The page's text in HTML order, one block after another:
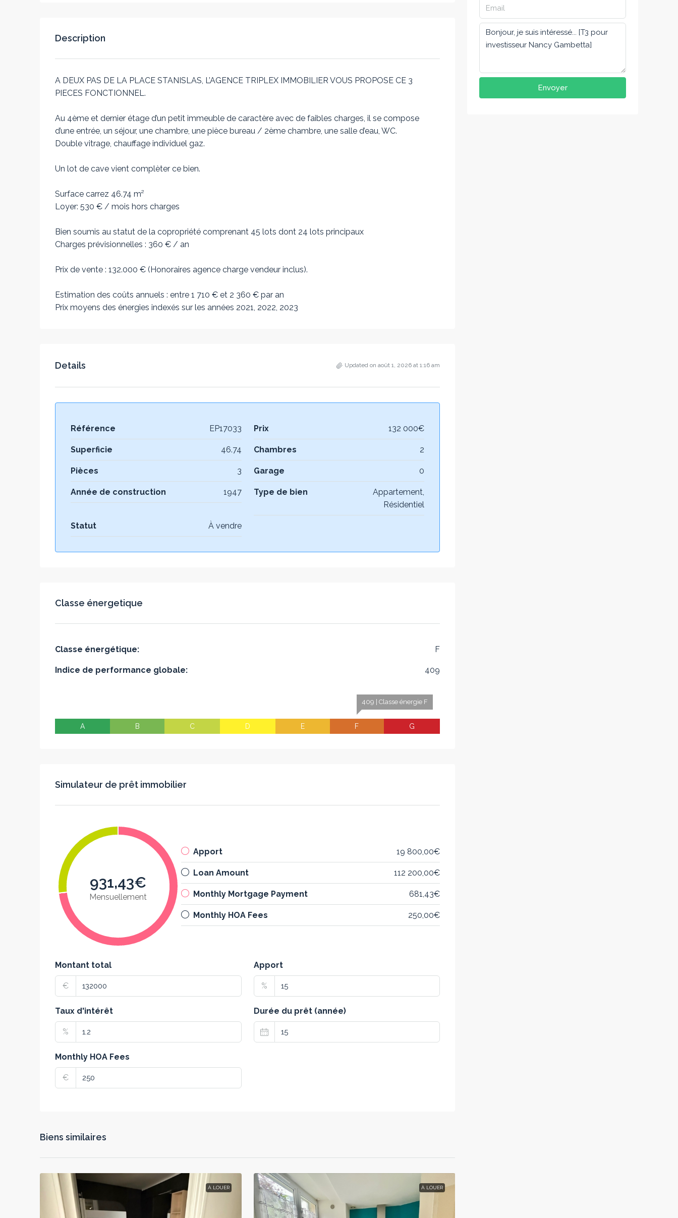
Description
A DEUX PAS DE LA PLACE STANISLAS, L’AGENCE TRIPLEX IMMOBILIER VOUS PROPOSE CE 3
PIECES FONCTIONNEL.
Au 4ème et dernier étage d’un petit immeuble de caractère avec de faibles charges, il se compose
d’une entrée, un séjour, une chambre, une pièce bureau / 2ème chambre, une salle d’eau, WC.
Double vitrage, chauffage individuel gaz.
Un lot de cave vient complèter ce bien.
Surface carrez 46.74 m²
Loyer: 530 € / mois hors charges
Bien soumis au statut de la copropriété comprenant 45 lots dont 24 lots principaux
Charges prévisionnelles : 360 € / an
Prix de vente : 132.000 € (Honoraires agence charge vendeur inclus).
Estimation des coûts annuels : entre 1 710 € et 2 360 € par an
Prix moyens des énergies indexés sur les années 2021, 2022, 2023
Details Updated on août 1, 2026 at 1:16 am
Référence EP17033 Prix 132 000€
Superficie 46.74 Chambres 2
Pièces 3 Garage 0
Année de construction 1947 Type de bien
Appartement,
Résidentiel
Statut À vendre
Classe énergetique
Classe énergétique: F
Indice de performance globale: 409
A B C D E
409 | Classe énergie F
F G
Simulateur de prêt immobilier
931,43€
Mensuellement
Apport 19 800,00€
Loan Amount 112 200,00€
Monthly Mortgage Payment 681,43€
Monthly HOA Fees 250,00€
Montant total
€
Apport
%
Taux d'intérêt
%
Durée du prêt (année)
Monthly HOA Fees
€
Biens similaires
À LOUER À LOUER
Envoyer